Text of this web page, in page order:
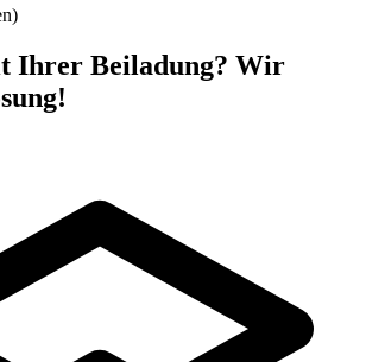
Ihrer Beiladung? Wir